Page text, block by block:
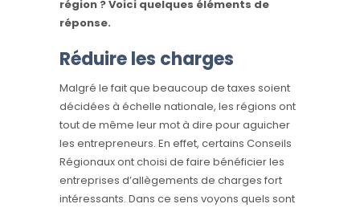
région ? Voici quelques éléments de
réponse.
Réduire les charges
Malgré le fait que beaucoup de taxes soient
décidées à échelle nationale, les régions ont
tout de même leur mot à dire pour aguicher
les entrepreneurs. En effet, certains Conseils
Régionaux ont choisi de faire bénéficier les
entreprises d’allègements de charges fort
intéressants. Dans ce sens voyons quels sont